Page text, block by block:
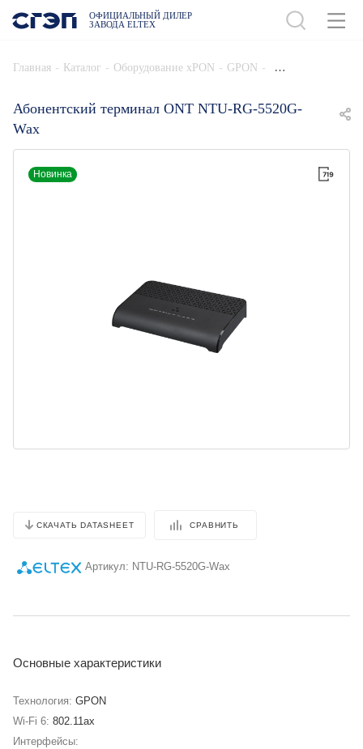
ОФИЦИАЛЬНЫЙ ДИЛЕР
ЗАВОДА ELTEX
Главная - Каталог - Оборудование xPON - GPON -
Абонентский терминал ONT NTU-RG-5520G-
Wax
Новинка
СКАЧАТЬ DATASHEET СРАВНИТЬ
Артикул: NTU-RG-5520G-Wax
Основные характеристики
Технология: GPON
Wi-Fi 6: 802.11ax
Интерфейсы: